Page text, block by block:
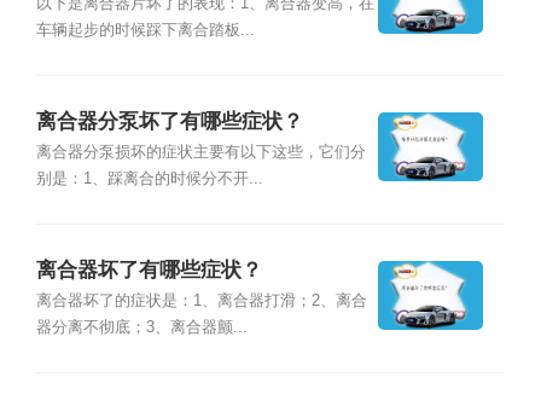
以下是离合器片坏了的表现：1、离合器变高，在
车辆起步的时候踩下离合踏板...
离合器分泵坏了有哪些症状？
离合器分泵损坏的症状主要有以下这些，它们分
别是：1、踩离合的时候分不开...
离合器坏了有哪些症状？
离合器坏了的症状是：1、离合器打滑；2、离合
器分离不彻底；3、离合器颤...